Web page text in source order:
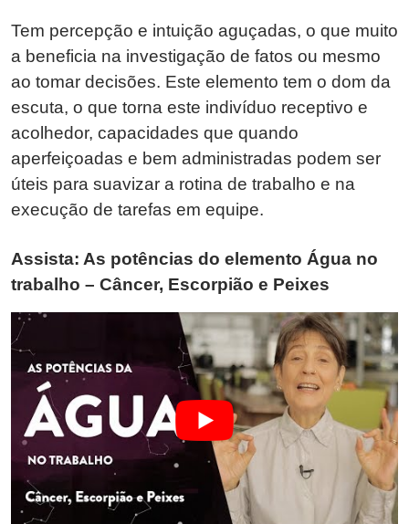
Tem percepção e intuição aguçadas, o que muito
a beneficia na investigação de fatos ou mesmo
ao tomar decisões. Este elemento tem o dom da
escuta, o que torna este indivíduo receptivo e
acolhedor, capacidades que quando
aperfeiçoadas e bem administradas podem ser
úteis para suavizar a rotina de trabalho e na
execução de tarefas em equipe.
Assista: As potências do elemento Água no
trabalho – Câncer, Escorpião e Peixes